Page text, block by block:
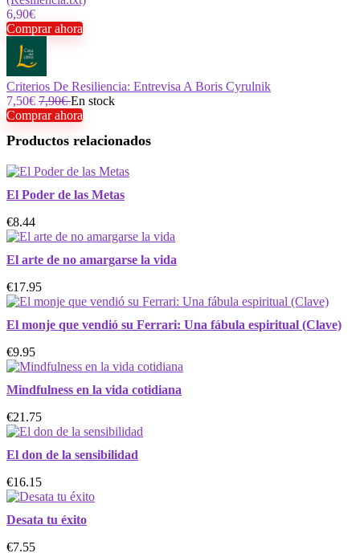
6,90€
Comprar ahora
Criterios De Resiliencia: Entrevisa A Boris Cyrulnik
7,50€ 7,90€En stock
Comprar ahora
Productos relacionados
El Poder de las Metas
€8.44
El arte de no amargarse la vida
€17.95
El monje que vendió su Ferrari: Una fábula espiritual (Clave)
€9.95
Mindfulness en la vida cotidiana
€21.75
El don de la sensibilidad
€16.15
Desata tu éxito
€7.55